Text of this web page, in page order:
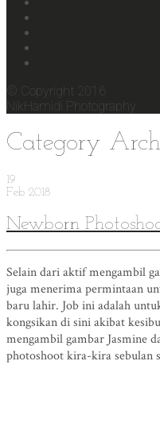
© Copyright 2016
NikHamidi Photography
Category
19
Feb 2018
Newborn
Selain dari aktif mengambil
juga menerima permintaan
baru lahir. Job ini adalah
kongsikan di sini akibat
mengambil gambar Jasmine
photoshoot kira-kira